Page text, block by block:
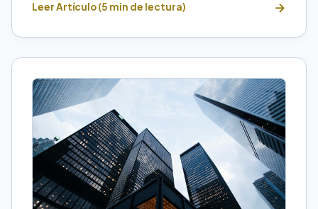
Leer Artículo (5 min de lectura)